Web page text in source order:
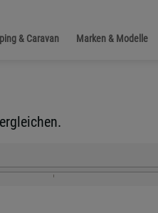
& Caravan Marken & Modelle